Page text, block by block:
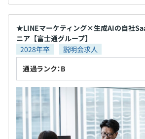
案件は、営業、ビジネスプロデューサ
ティスト、エンジニアなど、職種横断
す。
★LINEマーケティング×生成AIの自社
ニア【富士通グループ】
2028年卒
説明会求人
通過ランク：B